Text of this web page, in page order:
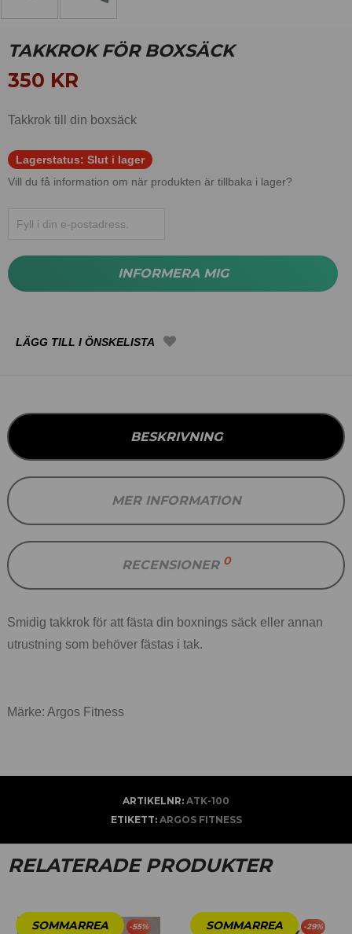
TAKKROK FÖR BOXSÄCK
350 KR
Takkrok till din boxsäck
Lagerstatus: Slut i lager
Vill du få information om när produkten är tillbaka i lager?
INFORMERA MIG
BESKRIVNING
MER INFORMATION
RECENSIONER 0
Smidig takkrok för att fästa din boxnings säck eller annan
utrustning som behöver fästas i tak.
Märke: Argos Fitness
ARTIKELNR: ATK-100
ETIKETT: ARGOS FITNESS
RELATERADE PRODUKTER
-55% -29%